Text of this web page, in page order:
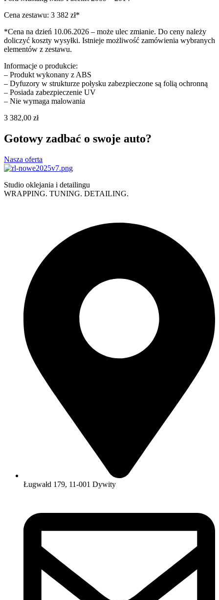
Cena zestawu: 3 382 zł*
*Cena na dzień 10.06.2026 – może ulec zmianie. Do ceny należy
doliczyć koszty wysyłki. Istnieje możliwość zamówienia wybranych
elementów z zestawu.
Informacje o produkcie:
– Produkt wykonany z ABS
– Dyfuzory w strukturze połysku zabezpieczone są folią ochronną
– Posiada zabezpieczenie UV
– Nie wymaga malowania
3 382,00 zł
Gotowy zadbać o swoje auto?
Nasza oferta
Studio oklejania i detailingu
WRAPPING. TUNING. DETAILING.
Ługwałd 179, 11-001 Dywity